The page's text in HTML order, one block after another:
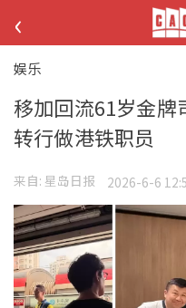
‹
娱乐
移加回流61岁金
转行做港铁职员
来自: 星岛日报 2026-6-6